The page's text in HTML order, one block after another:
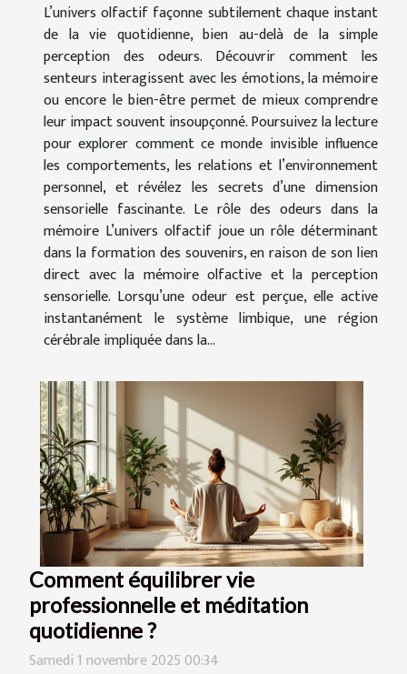
L’univers olfactif façonne subtilement chaque instant
de la vie quotidienne, bien au-delà de la simple
perception des odeurs. Découvrir comment les
senteurs interagissent avec les émotions, la mémoire
ou encore le bien-être permet de mieux comprendre
leur impact souvent insoupçonné. Poursuivez la lecture
pour explorer comment ce monde invisible influence
les comportements, les relations et l’environnement
personnel, et révélez les secrets d’une dimension
sensorielle fascinante. Le rôle des odeurs dans la
mémoire L’univers olfactif joue un rôle déterminant
dans la formation des souvenirs, en raison de son lien
direct avec la mémoire olfactive et la perception
sensorielle. Lorsqu’une odeur est perçue, elle active
instantanément le système limbique, une région
cérébrale impliquée dans la...
Comment équilibrer vie
professionnelle et méditation
quotidienne ?
Samedi 1 novembre 2025 00:34